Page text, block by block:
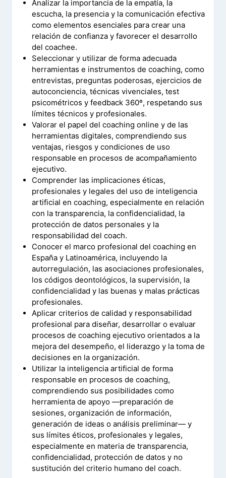
Analizar la importancia de la empatía, la
escucha, la presencia y la comunicación efectiva
como elementos esenciales para crear una
relación de confianza y favorecer el desarrollo
del coachee.
Seleccionar y utilizar de forma adecuada
herramientas e instrumentos de coaching, como
entrevistas, preguntas poderosas, ejercicios de
autoconciencia, técnicas vivenciales, test
psicométricos y feedback 360º, respetando sus
límites técnicos y profesionales.
Valorar el papel del coaching online y de las
herramientas digitales, comprendiendo sus
ventajas, riesgos y condiciones de uso
responsable en procesos de acompañamiento
ejecutivo.
Comprender las implicaciones éticas,
profesionales y legales del uso de inteligencia
artificial en coaching, especialmente en relación
con la transparencia, la confidencialidad, la
protección de datos personales y la
responsabilidad del coach.
Conocer el marco profesional del coaching en
España y Latinoamérica, incluyendo la
autorregulación, las asociaciones profesionales,
los códigos deontológicos, la supervisión, la
confidencialidad y las buenas y malas prácticas
profesionales.
Aplicar criterios de calidad y responsabilidad
profesional para diseñar, desarrollar o evaluar
procesos de coaching ejecutivo orientados a la
mejora del desempeño, el liderazgo y la toma de
decisiones en la organización.
Utilizar la inteligencia artificial de forma
responsable en procesos de coaching,
comprendiendo sus posibilidades como
herramienta de apoyo —preparación de
sesiones, organización de información,
generación de ideas o análisis preliminar— y
sus límites éticos, profesionales y legales,
especialmente en materia de transparencia,
confidencialidad, protección de datos y no
sustitución del criterio humano del coach.